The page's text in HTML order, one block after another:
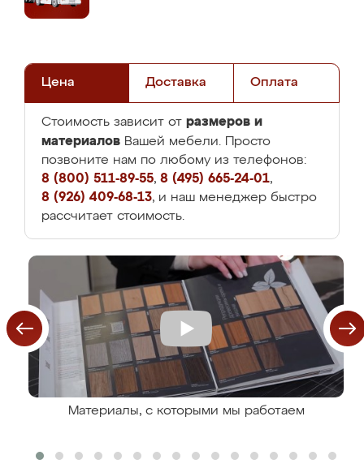
Цена Доставка Оплата
Стоимость зависит от размеров и
материалов Вашей мебели. Просто
позвоните нам по любому из телефонов:
8 (800) 511-89-55, 8 (495) 665-24-01,
8 (926) 409-68-13, и наш менеджер быстро
рассчитает стоимость.
Материалы, с которыми мы работаем